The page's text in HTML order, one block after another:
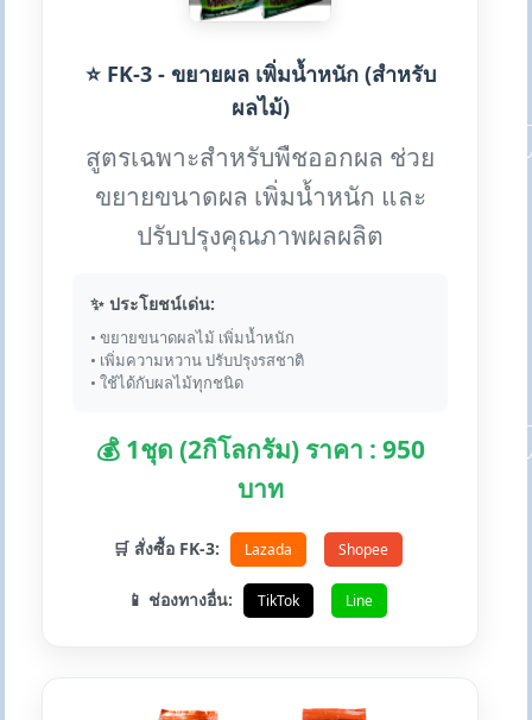
⭐ FK-3 - ขยายผล เพิ่มน้ำหนัก (สำหรับ
ผลไม้)
สูตรเฉพาะสำหรับพืชออกผล ช่วย
ขยายขนาดผล เพิ่มน้ำหนัก และ
ปรับปรุงคุณภาพผลผลิต
✨ ประโยชน์เด่น:
• ขยายขนาดผลไม้ เพิ่มน้ำหนัก
• เพิ่มความหวาน ปรับปรุงรสชาติ
• ใช้ได้กับผลไม้ทุกชนิด
💰 1ชุด (2กิโลกรัม) ราคา : 950
บาท
🛒 สั่งซื้อ FK-3: Lazada Shopee
📱 ช่องทางอื่น: TikTok Line